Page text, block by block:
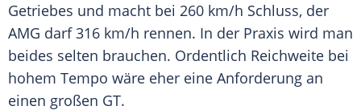
Getriebes und macht bei 260 km/h Schluss, der
AMG darf 316 km/h rennen. In der Praxis wird man
beides selten brauchen. Ordentlich Reichweite bei
hohem Tempo wäre eher eine Anforderung an
einen großen GT.